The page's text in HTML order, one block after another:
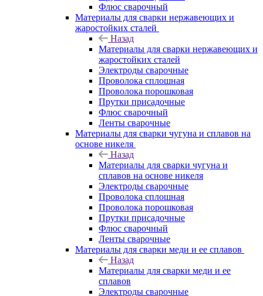
Флюс сварочный
Материалы для сварки нержавеющих и
жаростойких сталей
Назад
Материалы для сварки нержавеющих и
жаростойких сталей
Электроды сварочные
Проволока сплошная
Проволока порошковая
Прутки присадочные
Флюс сварочный
Ленты сварочные
Материалы для сварки чугуна и сплавов на
основе никеля
Назад
Материалы для сварки чугуна и
сплавов на основе никеля
Электроды сварочные
Проволока сплошная
Проволока порошковая
Прутки присадочные
Флюс сварочный
Ленты сварочные
Материалы для сварки меди и ее сплавов
Назад
Материалы для сварки меди и ее
сплавов
Электроды сварочные